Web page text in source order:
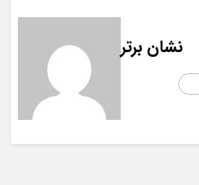
نشان برتر